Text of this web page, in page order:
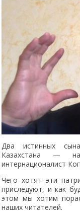
Два истинных
Казахстана —
интернационалист
Чего хотят эти
приследуют, и как
этом мы хотим
наших читателей.